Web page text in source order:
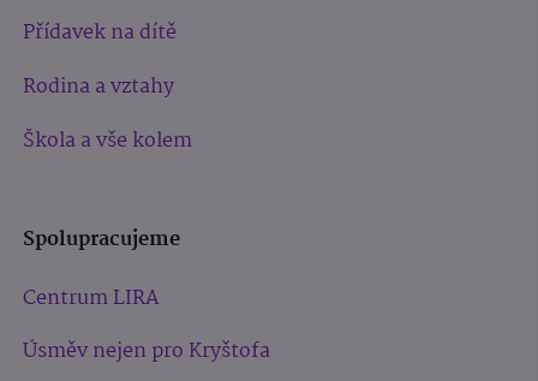
Přídavek na dítě
Rodina a vztahy
Škola a vše kolem
Spolupracujeme
Centrum LIRA
Úsměv nejen pro Kryštofa